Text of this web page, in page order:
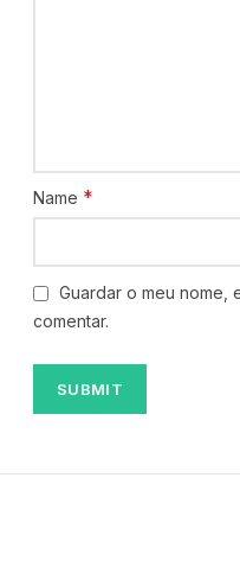
Name *
Guardar o meu nome,
comentar.